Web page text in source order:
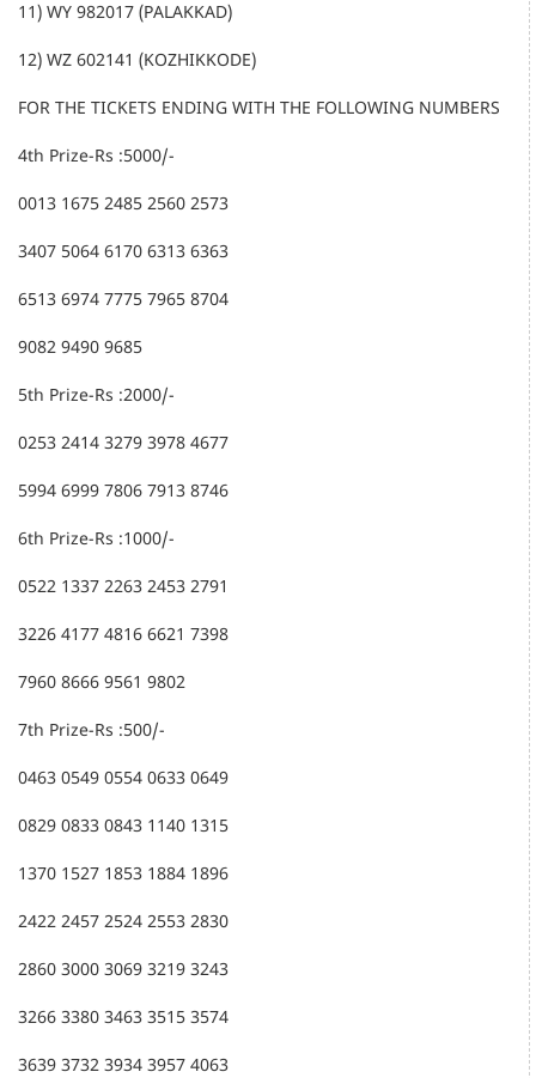
11) WY 982017 (PALAKKAD)
12) WZ 602141 (KOZHIKKODE)
FOR THE TICKETS ENDING WITH THE FOLLOWING NUMBERS
4th Prize-Rs :5000/-
0013 1675 2485 2560 2573
3407 5064 6170 6313 6363
6513 6974 7775 7965 8704
9082 9490 9685
5th Prize-Rs :2000/-
0253 2414 3279 3978 4677
5994 6999 7806 7913 8746
6th Prize-Rs :1000/-
0522 1337 2263 2453 2791
3226 4177 4816 6621 7398
7960 8666 9561 9802
7th Prize-Rs :500/-
0463 0549 0554 0633 0649
0829 0833 0843 1140 1315
1370 1527 1853 1884 1896
2422 2457 2524 2553 2830
2860 3000 3069 3219 3243
3266 3380 3463 3515 3574
3639 3732 3934 3957 4063